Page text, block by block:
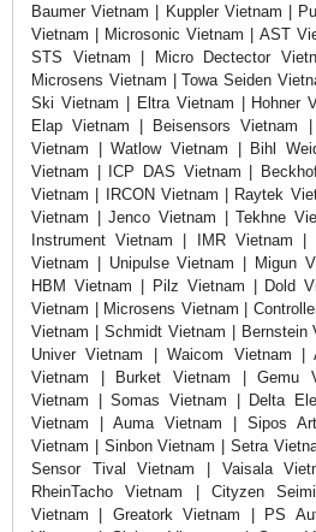
Baumer Vietnam | Kuppler Vietnam |
Vietnam | Microsonic Vietnam | AST
STS Vietnam | Micro Dectector
Microsens Vietnam | Towa Seiden
Ski Vietnam | Eltra Vietnam | Hohner
Elap Vietnam | Beisensors Vietnam
Vietnam | Watlow Vietnam | Bihl
Vietnam | ICP DAS Vietnam |
Vietnam | IRCON Vietnam | Raytek
Vietnam | Jenco Vietnam | Tekhne
Instrument Vietnam | IMR Vietnam
Vietnam | Unipulse Vietnam | Migun
HBM Vietnam | Pilz Vietnam | Dold
Vietnam | Microsens Vietnam |
Vietnam | Schmidt Vietnam | Bernstein
Univer Vietnam | Waicom Vietnam |
Vietnam | Burket Vietnam | Gemu
Vietnam | Somas Vietnam | Delta
Vietnam | Auma Vietnam | Sipos
Vietnam | Sinbon Vietnam | Setra
Sensor Tival Vietnam | Vaisala
RheinTacho Vietnam | Cityzen
Vietnam | Greatork Vietnam | PS